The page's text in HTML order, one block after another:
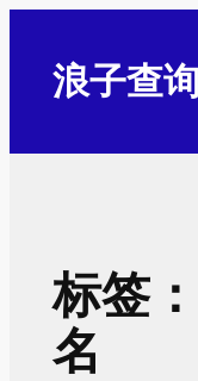
浪子查询
标签
名